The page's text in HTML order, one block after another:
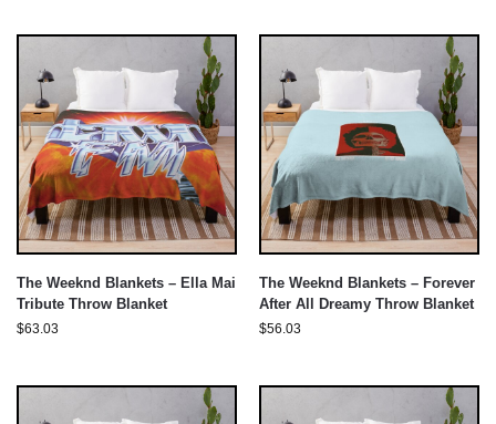
The Weeknd Blankets – Ella Mai
Tribute Throw Blanket
$63.03
The Weeknd Blankets – Forever
After All Dreamy Throw Blanket
$56.03